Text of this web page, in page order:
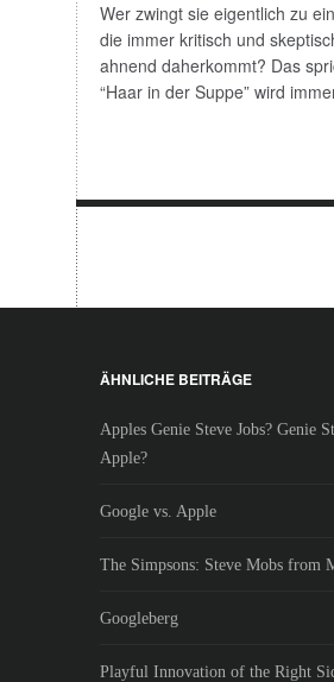
Wer zwingt sie eigentlich zu
die immer kritisch und
ahnend daherkommt? Das
“Haar in der Suppe” wird
ÄHNLICHE BEITRÄGE
Apples Genie Steve Jobs? Genie
Apple?
Google vs. Apple
The Simpsons: Steve Mobs from
Googleberg
Playful Innovation of the Right